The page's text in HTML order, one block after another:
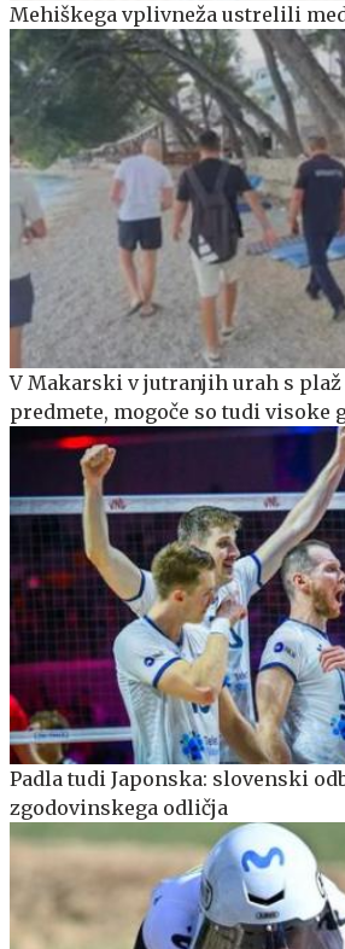
Mehiškega vplivneža ustrelili
V Makarski v jutranjih urah s
predmete, mogoče so tudi visoke
Padla tudi Japonska: slovenski
zgodovinskega odličja